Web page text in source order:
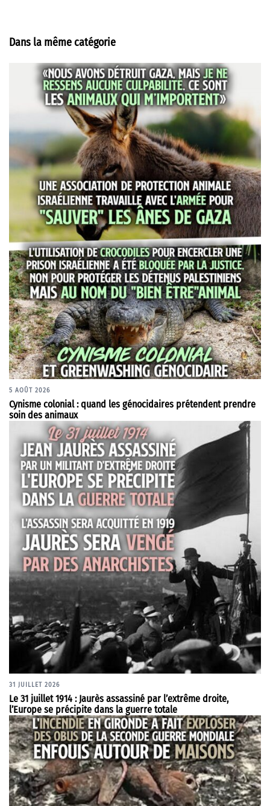
Dans la même catégorie
5 AOÛT 2026
Cynisme colonial : quand les génocidaires prétendent prendre
soin des animaux
31 JUILLET 2026
Le 31 juillet 1914 : Jaurès assassiné par l’extrême droite,
l’Europe se précipite dans la guerre totale